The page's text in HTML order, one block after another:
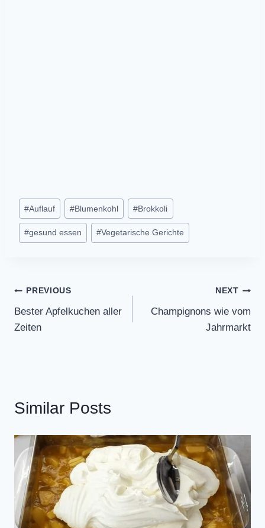
Post
Tags:
#Auflauf #Blumenkohl #Brokkoli
#gesund essen #Vegetarische Gerichte
Post
navigation
PREVIOUS
Bester Apfelkuchen aller
Zeiten
NEXT
Champignons wie vom
Jahrmarkt
Similar Posts